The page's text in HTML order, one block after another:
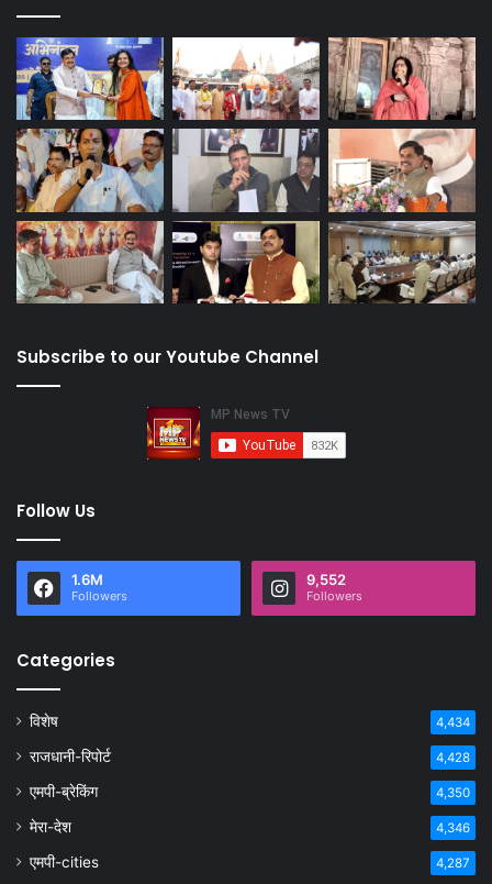
Subscribe to our Youtube Channel
Follow Us
1.6M
Followers
9,552
Followers
Categories
विशेष 4,434
राजधानी-रिपोर्ट 4,428
एमपी-ब्रेकिंग 4,350
मेरा-देश 4,346
एमपी-cities 4,287